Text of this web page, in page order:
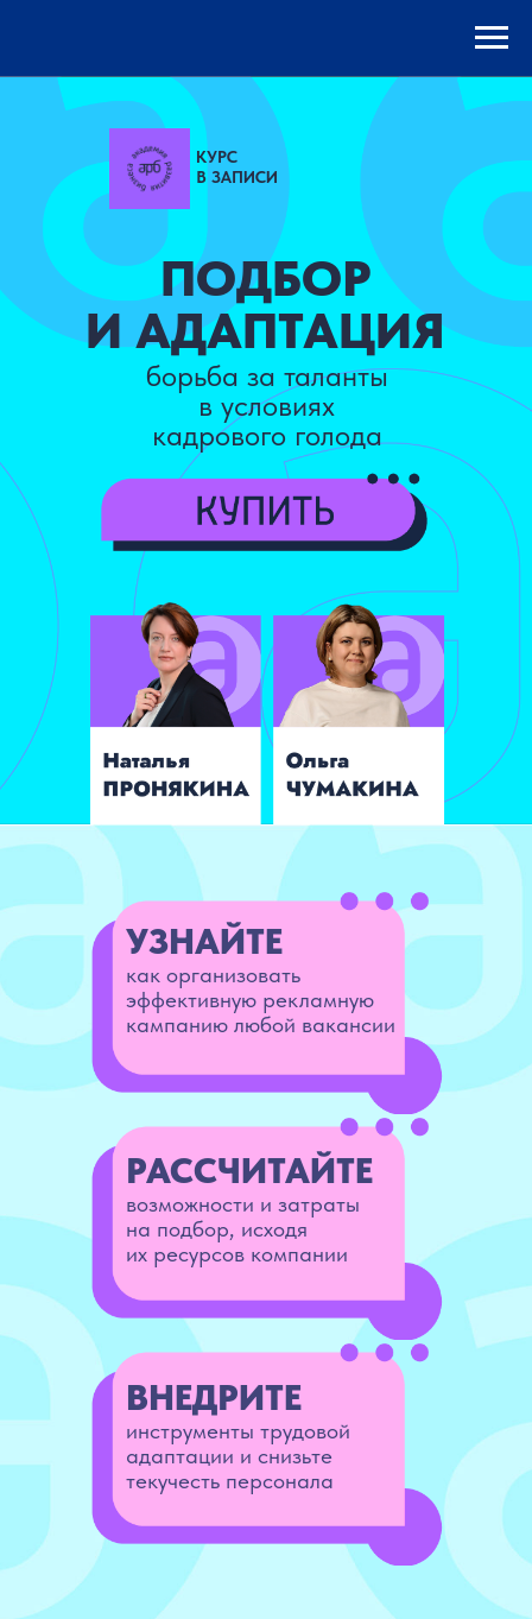
КУРС
В ЗАПИСИ
ПОДБОР
И АДАПТАЦИЯ
борьба за таланты
в условиях
кадрового голода
УЗНАЙТЕ
как организовать
эффективную рекламную
кампанию любой вакансии
РАССЧИТАЙТЕ
возможности и затраты
на подбор, исходя
их ресурсов компании
ВНЕДРИТЕ
инструменты трудовой
адаптации и снизьте
текучесть персонала